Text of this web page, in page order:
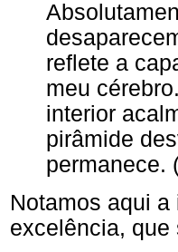
reflete a
meu
interior
pirâmide
permanece.
Notamos aqui
excelência, que